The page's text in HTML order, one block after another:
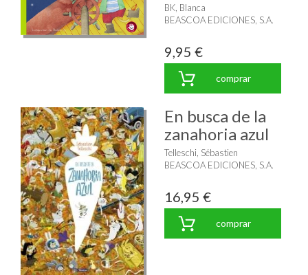
BK, Blanca
BEASCOA EDICIONES, S.A.
9,95 €
comprar
En busca de la
zanahoria azul
Telleschi, Sébastien
BEASCOA EDICIONES, S.A.
16,95 €
comprar